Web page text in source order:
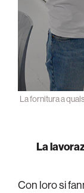
La fornitura a
La
Con loro si